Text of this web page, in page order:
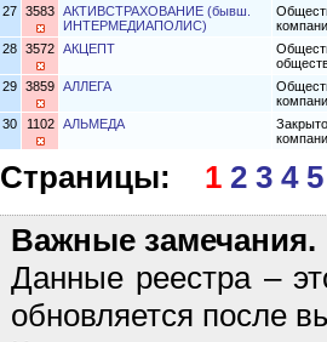
27 3583 АКТИВСТРАХОВАНИЕ (бывш.
ИНТЕРМЕДИАПОЛИС)
28 3572 АКЦЕПТ
29 3859 АЛЛЕГА
30
1102 АЛЬМЕДА
Страницы: 1 2 3 4 5
Важные замечания.
Данные реестра –
обновляется после